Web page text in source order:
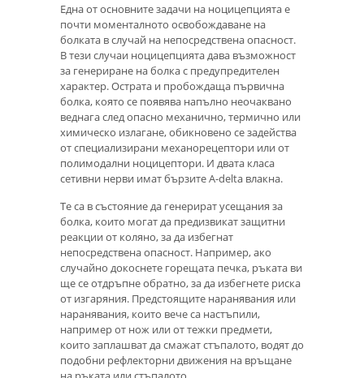
Една от основните задачи на ноцицепцията е
почти моменталното освобождаване на
болката в случай на непосредствена опасност.
В тези случаи ноцицепцията дава възможност
за генериране на болка с предупредителен
характер. Острата и пробождаща първична
болка, която се появява напълно неочаквано
веднага след опасно механично, термично или
химическо излагане, обикновено се задейства
от специализирани механорецептори или от
полимодални ноцицептори. И двата класа
сетивни нерви имат бързите A-delta влакна.
Те са в състояние да генерират усещания за
болка, които могат да предизвикат защитни
реакции от коляно, за да избегнат
непосредствена опасност. Например, ако
случайно докоснете горещата печка, ръката ви
ще се отдръпне обратно, за да избегнете риска
от изгаряния. Предстоящите наранявания или
наранявания, които вече са настъпили,
например от нож или от тежки предмети,
които заплашват да смажат стъпалото, водят до
подобни рефлекторни движения на връщане